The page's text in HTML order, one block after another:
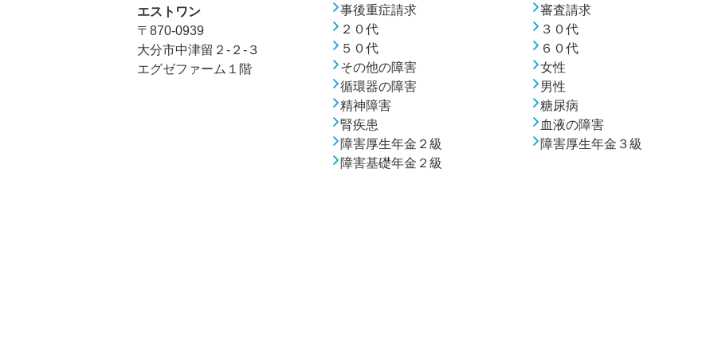
事後重症請求
審査請求
２０代
３０代
５０代
６０代
その他の障害
女性
循環器の障害
男性
精神障害
糖尿病
腎疾患
血液の障害
障害厚生年金２級
障害厚生年金３級
障害基礎年金２級
エストワン
〒870-0939
大分市中津留２-２-３
エグゼファーム１階